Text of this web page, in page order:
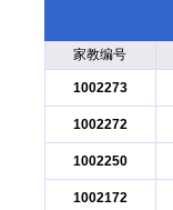
家教编号
1002273
1002272
1002250
1002172